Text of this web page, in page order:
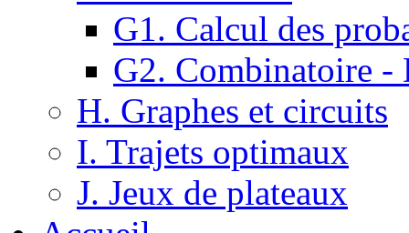
G1. Calcul des
G2. Combinatoire -
H. Graphes et circuits
I. Trajets optimaux
J. Jeux de plateaux